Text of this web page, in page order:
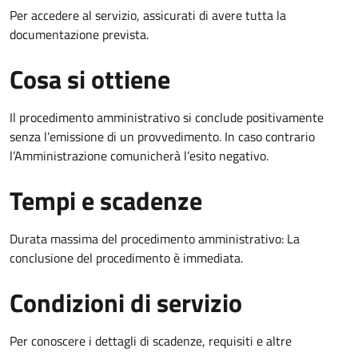
Per accedere al servizio, assicurati di avere tutta la
documentazione prevista.
Cosa si ottiene
Il procedimento amministrativo si conclude positivamente
senza l’emissione di un provvedimento. In caso contrario
l’Amministrazione comunicherà l’esito negativo.
Tempi e scadenze
Durata massima del procedimento amministrativo: La
conclusione del procedimento è immediata.
Condizioni di servizio
Per conoscere i dettagli di scadenze, requisiti e altre